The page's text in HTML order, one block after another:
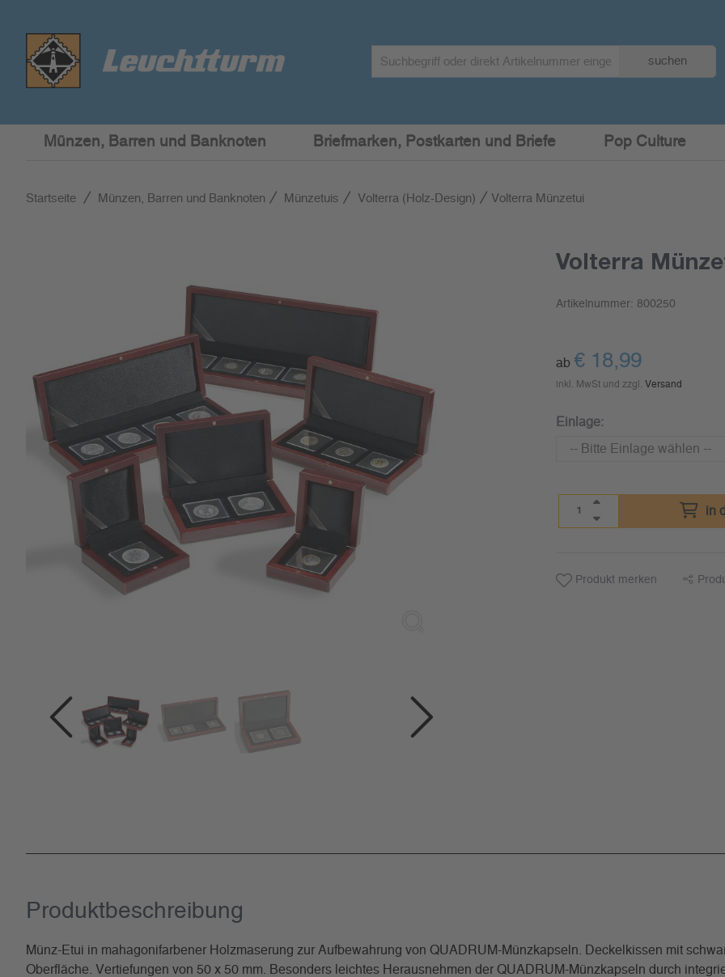
suchen
Münzen, Barren und Banknoten Briefmarken, Postkarten und Briefe Pop Culture
Startseite Münzen, Barren und Banknoten Münzetuis Volterra (Holz-Design) Volterra Münzetui
Volterra
Artikelnummer: 800250
ab €18,99
inkl. MwSt und zzgl. Versand
Einlage:
in
Produkt merken
Produkt­beschreibung
Münz-Etui in mahagonifarbener Holzmaserung zur Aufbewahrung von QUADRUM-Münzkapseln. Deckelkissen mit
Oberfläche. Vertiefungen von 50 x 50 mm. Besonders leichtes Herausnehmen der QUADRUM-Münzkapseln durch